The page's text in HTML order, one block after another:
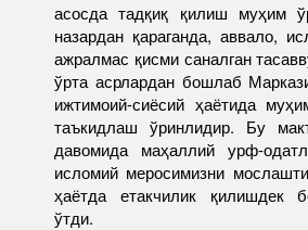
асосда тадқиқ қилиш муҳим
назардан қараганда, аввало,
ажралмас қисми саналган
ўрта асрлардан бошлаб
ижтимоий-сиёсий ҳаётида
таъкидлаш ўринлидир. Бу
давомида маҳаллий урф-
исломий меросимизни
ҳаётда етакчилик қилишдек
ўтди.